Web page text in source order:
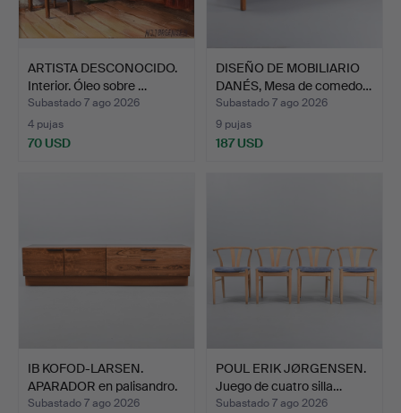
ARTISTA DESCONOCIDO.
Interior. Óleo sobre …
Subastado 7 ago 2026
4 pujas
70 USD
DISEÑO DE MOBILIARIO
DANÉS, Mesa de comedo…
Subastado 7 ago 2026
9 pujas
187 USD
IB KOFOD-LARSEN.
APARADOR en palisandro.
F…
Subastado 7 ago 2026
POUL ERIK JØRGENSEN.
Juego de cuatro silla…
Subastado 7 ago 2026